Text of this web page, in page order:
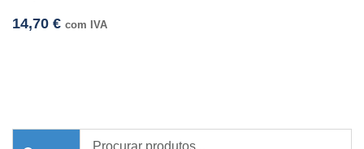
14,70 € com IVA